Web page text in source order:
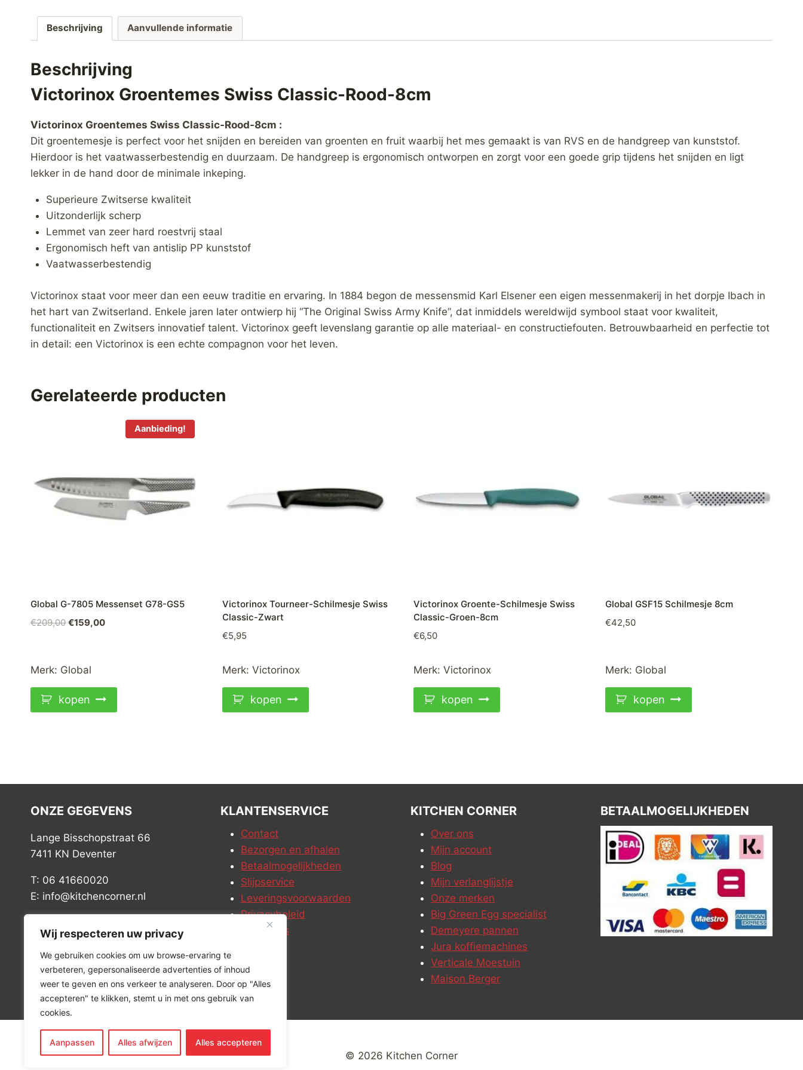
Wij respecteren uw privacy
We gebruiken cookies om uw browse-ervaring te
verbeteren, gepersonaliseerde advertenties of inhoud
weer te geven en ons verkeer te analyseren. Door op "Alles
accepteren" te klikken, stemt u in met ons gebruik van
cookies.
Aanpassen Alles afwijzen Alles accepteren
Beschrijving Aanvullende informatie
Beschrijving
Victorinox Groentemes Swiss Classic-Rood-8cm
Victorinox Groentemes Swiss Classic-Rood-8cm :
Dit groentemesje is perfect voor het snijden en bereiden van groenten en fruit waarbij het mes gemaakt is van RVS en de handgreep van kunststof.
Hierdoor is het vaatwasserbestendig en duurzaam. De handgreep is ergonomisch ontworpen en zorgt voor een goede grip tijdens het snijden en ligt
lekker in de hand door de minimale inkeping.
Superieure Zwitserse kwaliteit
Uitzonderlijk scherp
Lemmet van zeer hard roestvrij staal
Ergonomisch heft van antislip PP kunststof
Vaatwasserbestendig
Victorinox staat voor meer dan een eeuw traditie en ervaring. In 1884 begon de messensmid Karl Elsener een eigen messenmakerij in het dorpje Ibach in
het hart van Zwitserland. Enkele jaren later ontwierp hij “The Original Swiss Army Knife”, dat inmiddels wereldwijd symbool staat voor kwaliteit,
functionaliteit en Zwitsers innovatief talent. Victorinox geeft levenslang garantie op alle materiaal- en constructiefouten. Betrouwbaarheid en perfectie tot
in detail: een Victorinox is een echte compagnon voor het leven.
Gerelateerde producten
Aanbieding!
Global G-7805 Messenset G78-GS5
€209,00 Oorspronkelijke
€209,00.
€159,00Huidige
Merk: Global
kopen
Victorinox Tourneer-Schilmesje Swiss
Classic-Zwart
€5,95
Merk: Victorinox
kopen
Victorinox Groente-Schilmesje Swiss
Classic-Groen-8cm
€6,50
Merk: Victorinox
kopen
Global GSF15 Schilmesje 8cm
€42,50
Merk: Global
kopen
ONZE GEGEVENS
Lange Bisschopstraat 66
7411 KN Deventer
T: 06 41660020
E: info@kitchencorner.nl
BTW: NL868888989B01
KLANTENSERVICE
Contact
Bezorgen en afhalen
Betaalmogelijkheden
Slijpservice
Leveringsvoorwaarden
Privacybeleid
Vacatures
KITCHEN CORNER
Over ons
Mijn account
Blog
Mijn verlanglijstje
Onze merken
Big Green Egg specialist
Demeyere pannen
Jura koffiemachines
Verticale Moestuin
Maison Berger
BETAALMOGELIJKHEDEN
© 2026 Kitchen Corner